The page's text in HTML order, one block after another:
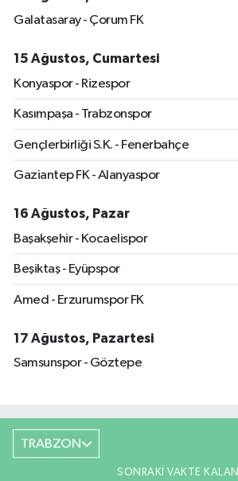
Galatasaray - Çorum FK
15 Ağustos, Cumartesi
Konyaspor - Rizespor
Kasımpaşa - Trabzonspor
Gençlerbirliği S.K. - Fenerbahçe
Gaziantep FK - Alanyaspor
16 Ağustos, Pazar
Başakşehir - Kocaelispor
Beşiktaş - Eyüpspor
Amed - Erzurumspor FK
17 Ağustos, Pazartesi
Samsunspor - Göztepe
TRABZON
SONRAKI VAKTE KALAN